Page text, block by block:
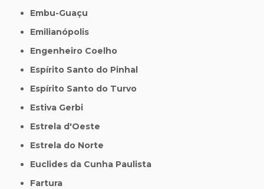
Embu-Guaçu
Emilianópolis
Engenheiro Coelho
Espírito Santo do Pinhal
Espírito Santo do Turvo
Estiva Gerbi
Estrela d'Oeste
Estrela do Norte
Euclides da Cunha Paulista
Fartura